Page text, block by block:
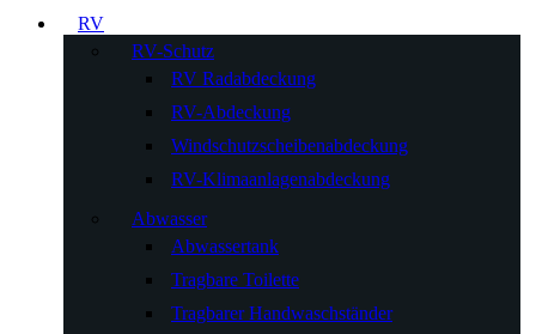
RV
RV-Schutz
RV Radabdeckung
RV-Abdeckung
Windschutzscheibenabdeckung
RV-Klimaanlagenabdeckung
Abwasser
Abwassertank
Tragbare Toilette
Tragbarer Handwaschständer